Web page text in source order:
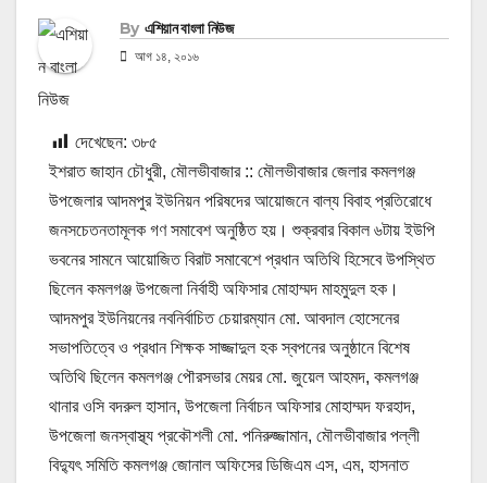
By এশিয়ান বাংলা নিউজ
আগ ১৪, ২০১৬
দেখেছেন: ৩৮৫
ইশরাত জাহান চৌধুরী, মৌলভীবাজার :: মৌলভীবাজার জেলার কমলগঞ্জ
উপজেলার আদমপুর ইউনিয়ন পরিষদের আয়োজনে বাল্য বিবাহ প্রতিরোধে
জনসচেতনতামূলক গণ সমাবেশ অনুষ্ঠিত হয়। শুক্রবার বিকাল ৬টায় ইউপি
ভবনের সামনে আয়োজিত বিরাট সমাবেশে প্রধান অতিথি হিসেবে উপস্থিত
ছিলেন কমলগঞ্জ উপজেলা নির্বাহী অফিসার মোহাম্মদ মাহমুদুল হক।
আদমপুর ইউনিয়নের নবনির্বাচিত চেয়ারম্যান মো. আবদাল হোসেনের
সভাপতিত্বে ও প্রধান শিক্ষক সাজ্জাদুল হক স্বপনের অনুষ্ঠানে বিশেষ
অতিথি ছিলেন কমলগঞ্জ পৌরসভার মেয়র মো. জুয়েল আহমদ, কমলগঞ্জ
থানার ওসি বদরুল হাসান, উপজেলা নির্বাচন অফিসার মোহাম্মদ ফরহাদ,
উপজেলা জনস্বাস্থ্য প্রকৌশলী মো. পনিরুজ্জামান, মৌলভীবাজার পল্লী
বিদ্যুৎ সমিতি কমলগঞ্জ জোনাল অফিসের ডিজিএম এস, এম, হাসনাত